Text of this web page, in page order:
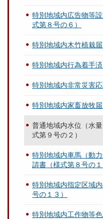
特別地域内広告物等
式第８号の６）
特別地域内木竹植栽
特別地域内行為着手
特別地域内非常災害
特別地域内家畜放牧
普通地域内水位（水
式第９号の２）
特別地域内車馬（動
請書（様式第８号の１
特別地域内指定区域
号の１３）
特別地域内工作物等